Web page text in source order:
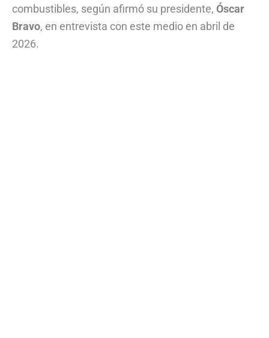
combustibles, según afirmó su presidente, Óscar
Bravo, en entrevista con este medio en abril de
2026.